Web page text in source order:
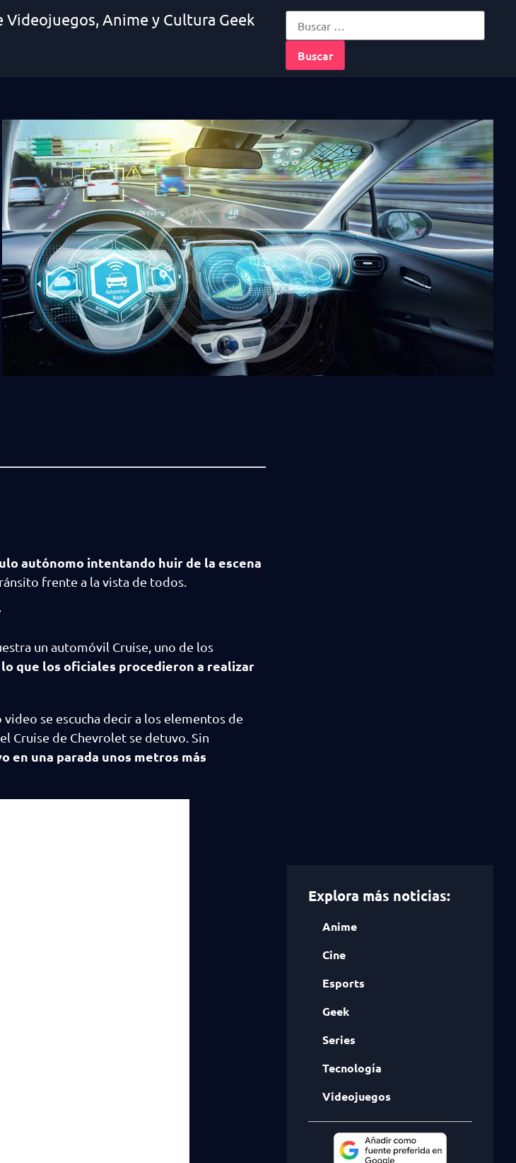
Videojuegos, Anime y Cultura Geek
autónomo intentando huir de la escena
frente a la vista de todos.
un automóvil Cruise, uno de los
que los oficiales procedieron a realizar
se escucha decir a los elementos de
Cruise de Chevrolet se detuvo. Sin
en una parada unos metros más
Explora más noticias:
Anime
Cine
Esports
Geek
Series
Tecnología
Videojuegos